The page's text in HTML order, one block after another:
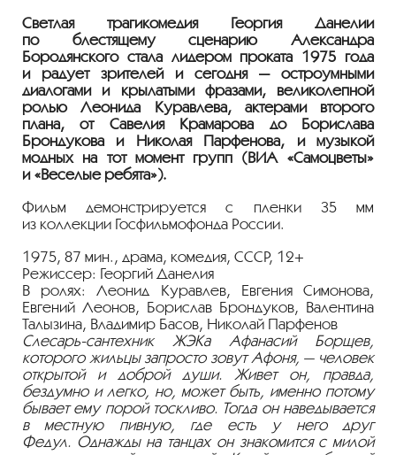
Светлая трагикомедия Георгия Данелии
по блестящему сценарию Александра
Бородянского стала лидером проката 1975 года
и радует зрителей и сегодня — остроумными
диалогами и крылатыми фразами, великолепной
ролью Леонида Куравлева, актерами второго
плана, от Савелия Крамарова до Борислава
Брондукова и Николая Парфенова, и музыкой
модных на тот момент групп (ВИА «Самоцветы»
и «Веселые ребята»).
Фильм демонстрируется с пленки 35 мм
из коллекции Госфильмофонда России.
1975, 87 мин., драма, комедия, СССР, 12+
Режиссер: Георгий Данелия
В ролях: Леонид Куравлев, Евгения Симонова,
Евгений Леонов, Борислав Брондуков, Валентина
Талызина, Владимир Басов, Николай Парфенов
Слесарь-сантехникЖЭКа Афанасий Борщев,
которого жильцы запросто зовут Афоня, — человек
открытой и доброй души. Живет он, правда,
бездумно и легко, но, может быть, именно потому
бывает ему порой тоскливо. Тогда он наведывается
в местную пивную, где есть у него друг
Федул. Однажды на танцах он знакомится с милой